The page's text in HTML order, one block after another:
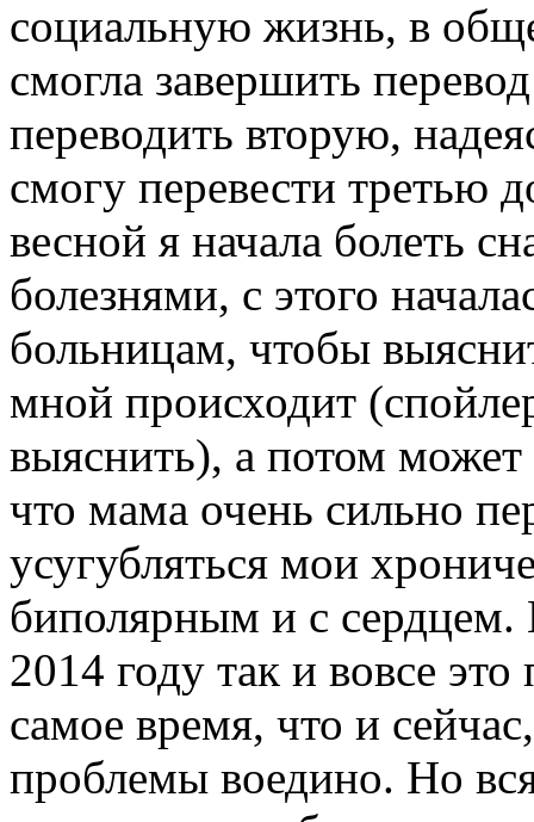
социальную жизнь, в
смогла завершить
переводить вторую,
смогу перевести третью
весной я начала болеть
болезнями, с этого
больницам, чтобы
мной происходит
выяснить), а потом может
что мама очень сильно
усугубляться мои
биполярным и с сердцем.
2014 году так и вовсе
самое время, что и
проблемы воедино. Но